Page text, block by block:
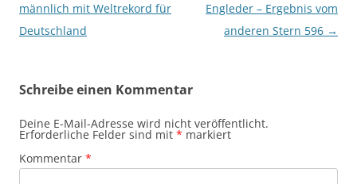
männlich mit Weltrekord für
Deutschland
Engleder – Ergebnis vom
anderen Stern 596 →
Schreibe einen Kommentar
Deine E-Mail-Adresse wird nicht veröffentlicht.
Erforderliche Felder sind mit * markiert
Kommentar *